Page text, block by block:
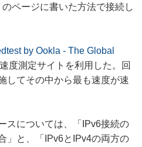
のページに書いた方法で接続し
by Ookla - The Global
度測定サイトを利用した。回
してその中から最も速度が速
スについては、「IPv6接続の
」と、「IPv6とIPv4の両方の